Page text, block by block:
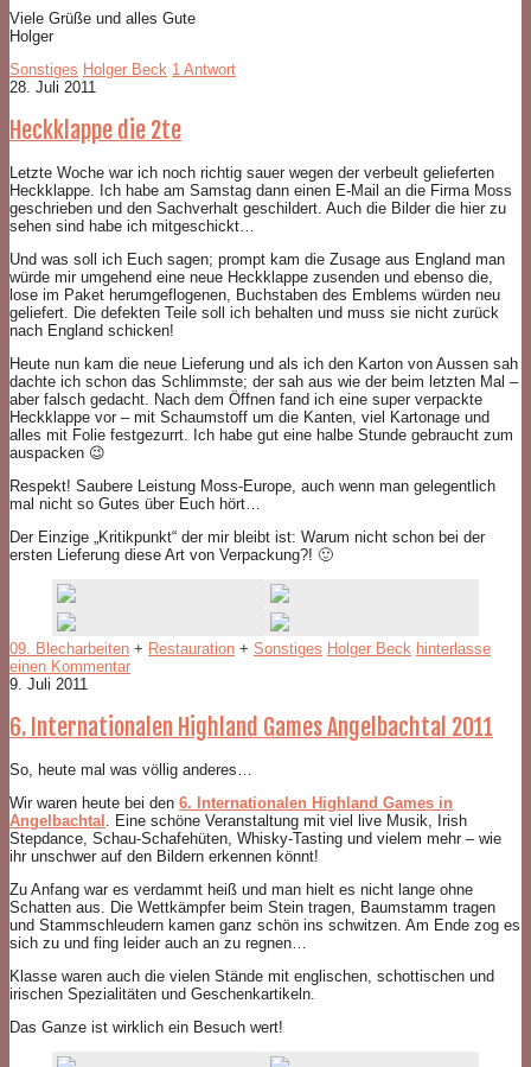
Viele Grüße und alles Gute
Holger
Sonstiges Holger Beck 1 Antwort
28. Juli 2011
Heckklappe die 2te
Letzte Woche war ich noch richtig sauer wegen der verbeult gelieferten
Heckklappe. Ich habe am Samstag dann einen E-Mail an die Firma Moss
geschrieben und den Sachverhalt geschildert. Auch die Bilder die hier zu
sehen sind habe ich mitgeschickt…
Und was soll ich Euch sagen; prompt kam die Zusage aus England man
würde mir umgehend eine neue Heckklappe zusenden und ebenso die,
lose im Paket herumgeflogenen, Buchstaben des Emblems würden neu
geliefert. Die defekten Teile soll ich behalten und muss sie nicht zurück
nach England schicken!
Heute nun kam die neue Lieferung und als ich den Karton von Aussen sah
dachte ich schon das Schlimmste; der sah aus wie der beim letzten Mal –
aber falsch gedacht. Nach dem Öffnen fand ich eine super verpackte
Heckklappe vor – mit Schaumstoff um die Kanten, viel Kartonage und
alles mit Folie festgezurrt. Ich habe gut eine halbe Stunde gebraucht zum
auspacken 😉
Respekt! Saubere Leistung Moss-Europe, auch wenn man gelegentlich
mal nicht so Gutes über Euch hört…
Der Einzige „Kritikpunkt“ der mir bleibt ist: Warum nicht schon bei der
ersten Lieferung diese Art von Verpackung?! 🙂
09. Blecharbeiten + Restauration + Sonstiges Holger Beck hinterlasse
einen Kommentar
9. Juli 2011
6. Internationalen Highland Games Angelbachtal 2011
So, heute mal was völlig anderes…
Wir waren heute bei den 6. Internationalen Highland Games in
Angelbachtal . Eine schöne Veranstaltung mit viel live Musik, Irish
Stepdance, Schau-Schafehüten, Whisky-Tasting und vielem mehr – wie
ihr unschwer auf den Bildern erkennen könnt!
Zu Anfang war es verdammt heiß und man hielt es nicht lange ohne
Schatten aus. Die Wettkämpfer beim Stein tragen, Baumstamm tragen
und Stammschleudern kamen ganz schön ins schwitzen. Am Ende zog es
sich zu und fing leider auch an zu regnen…
Klasse waren auch die vielen Stände mit englischen, schottischen und
irischen Spezialitäten und Geschenkartikeln.
Das Ganze ist wirklich ein Besuch wert!